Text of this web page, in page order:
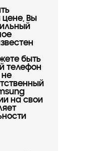
цене, Вы
быть
телефон
на свои